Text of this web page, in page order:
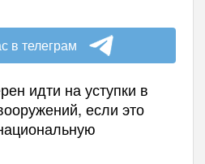
в телеграм
идти на уступки в
если это